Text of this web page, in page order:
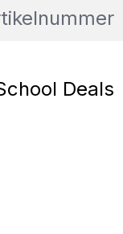
Deals